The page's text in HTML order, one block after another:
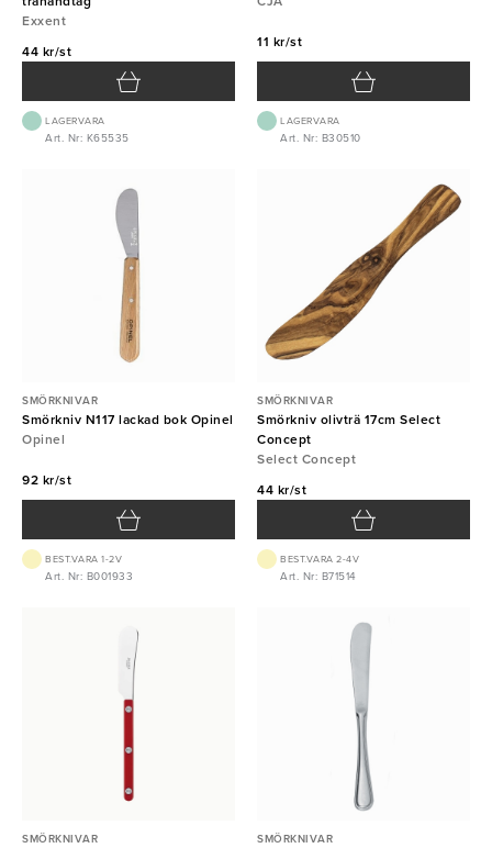
Exxent
44 kr/st
LAGERVARA
Art. Nr: K65535
11 kr/st
LAGERVARA
Art. Nr: B30510
SMÖRKNIVAR
Smörkniv N117 lackad bok Opinel
Opinel
92 kr/st
BEST.VARA 1-2V
Art. Nr: B001933
SMÖRKNIVAR
Smörkniv olivträ 17cm Select
Concept
Select Concept
44 kr/st
BEST.VARA 2-4V
Art. Nr: B71514
SMÖRKNIVAR SMÖRKNIVAR